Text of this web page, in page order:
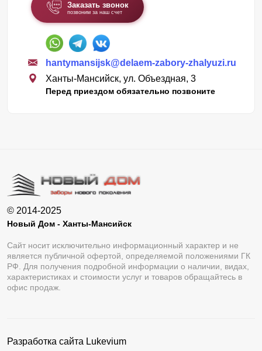
Заказать звонок
позвоним за наш счет
hantymansijsk@delaem-zabory-zhalyuzi.ru
Ханты-Мансийск, ул. Объездная, 3
Перед приездом обязательно позвоните
© 2014-2025
Новый Дом - Ханты-Мансийск
Сайт носит исключительно информационный характер и не
является публичной офертой, определяемой положениями ГК
РФ. Для получения подробной информации о наличии, видах,
характеристиках и стоимости услуг и товаров обращайтесь в
офис продаж.
Разработка сайта Lukevium